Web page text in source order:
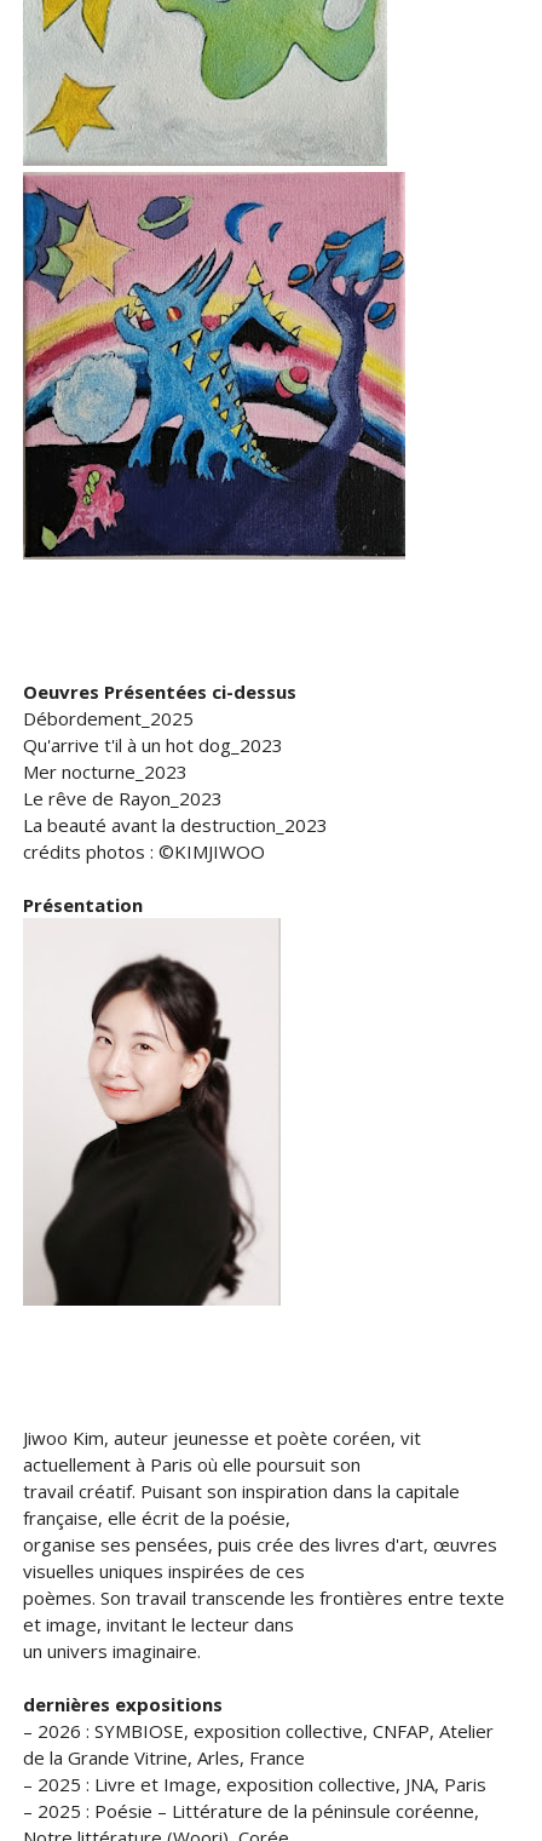
Oeuvres Présentées ci-dessus
Débordement_2025
Qu'arrive t'il à un hot dog_2023
Mer nocturne_2023
Le rêve de Rayon_2023
La beauté avant la destruction_2023
crédits photos : ©KIMJIWOO
Présentation
Jiwoo Kim, auteur jeunesse et poète coréen, vit
actuellement à Paris où elle poursuit son
travail créatif. Puisant son inspiration dans la capitale
française, elle écrit de la poésie,
organise ses pensées, puis crée des livres d'art, œuvres
visuelles uniques inspirées de ces
poèmes. Son travail transcende les frontières entre texte
et image, invitant le lecteur dans
un univers imaginaire.
dernières expositions
– 2026 : SYMBIOSE, exposition collective, CNFAP, Atelier
de la Grande Vitrine, Arles, France
– 2025 : Livre et Image, exposition collective, JNA, Paris
– 2025 : Poésie – Littérature de la péninsule coréenne,